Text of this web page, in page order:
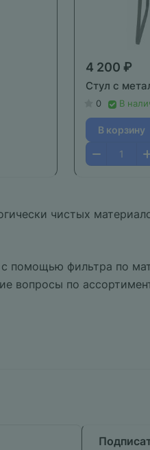
4 200 ₽
Стул с
0 В
В корзину
чистых
помощью фильтра по
вопросы по